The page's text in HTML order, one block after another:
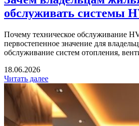
обслуживать системы
Почему техническое обслуживание
первостепенное значение для
обслуживание систем отопления,
18.06.2026
Читать далее